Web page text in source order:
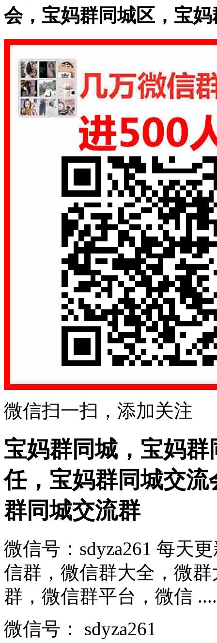
会，宝妈群同城区，宝
微信扫一扫，添加关注
宝妈群同城，宝妈
任，宝妈群同城交
群同城交流群
微信号：sdyza261 每天
信群，微信群大全，微
群，微信群平台，微信
微信号： sdyza261